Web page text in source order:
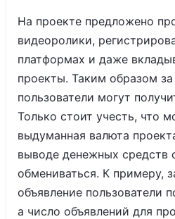
На проекте предложено
видеоролики,
платформах и даже
проекты. Таким образом за
пользователи могут
Только стоит учесть, что
выдуманная валюта
выводе денежных средств
обмениваться. К примеру,
объявление пользователи
а число объявлений для